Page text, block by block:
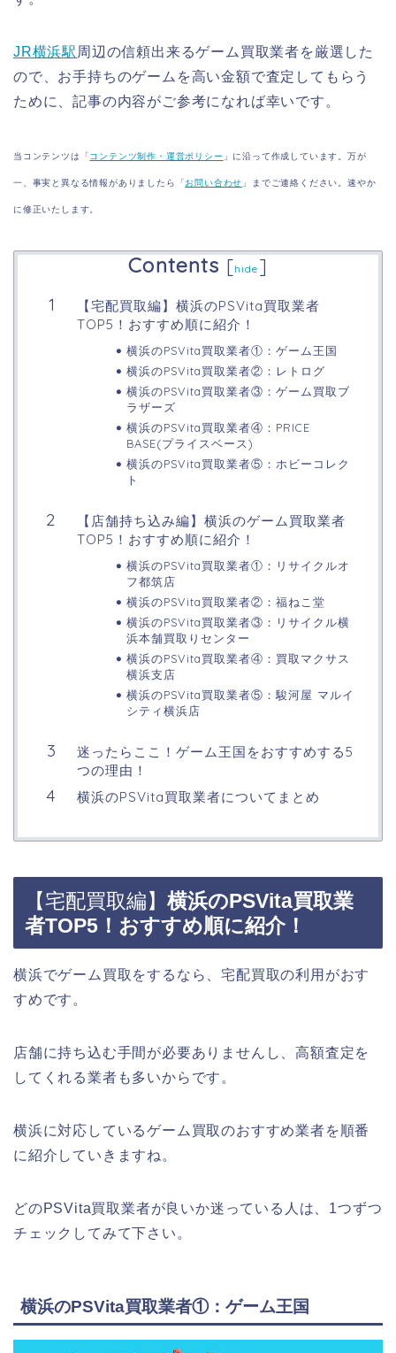
JR横浜駅 周辺の信頼出来るゲーム買取業者を厳選した
ので、お手持ちのゲームを高い金額で査定してもらう
ために、記事の内容がご参考になれば幸いです。
当コンテンツは「コンテンツ制作・運営ポリシー 」に沿って作成しています。万が
一、事実と異なる情報がありましたら「お問い合わせ 」までご連絡ください。速やか
に修正いたします。
Contents [hide ]
【宅配買取編】横浜のPSVita買取業者
TOP5！おすすめ順に紹介！
横浜のPSVita買取業者①：ゲーム王国
横浜のPSVita買取業者②：レトログ
横浜のPSVita買取業者③：ゲーム買取ブ
ラザーズ
横浜のPSVita買取業者④：PRICE
BASE(プライスベース)
横浜のPSVita買取業者⑤：ホビーコレク
ト
【店舗持ち込み編】横浜のゲーム買取業者
TOP5！おすすめ順に紹介！
横浜のPSVita買取業者①：リサイクルオ
フ都筑店
横浜のPSVita買取業者②：福ねこ堂
横浜のPSVita買取業者③：リサイクル横
浜本舗買取りセンター
横浜のPSVita買取業者④：買取マクサス
横浜支店
横浜のPSVita買取業者⑤：駿河屋 マルイ
シティ横浜店
迷ったらここ！ゲーム王国をおすすめする5
つの理由！
横浜のPSVita買取業者についてまとめ
【宅配買取編】 横浜のPSVita買取業
者TOP5！おすすめ順に紹介！
横浜でゲーム買取をするなら、宅配買取の利用がおす
すめです。
店舗に持ち込む手間が必要ありませんし、高額査定を
してくれる業者も多いからです。
横浜に対応しているゲーム買取のおすすめ業者を順番
に紹介していきますね。
どのPSVita買取業者が良いか迷っている人は、1つずつ
チェックしてみて下さい。
横浜のPSVita買取業者①：ゲーム王国